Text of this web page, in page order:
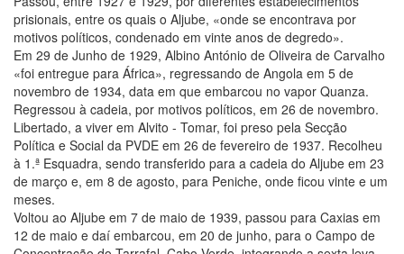
prisionais, entre os quais o Aljube, «onde se encontrava por
motivos políticos, condenado em vinte anos de degredo».
Em 29 de Junho de 1929, Albino António de Oliveira de Carvalho
«foi entregue para África», regressando de Angola em 5 de
novembro de 1934, data em que embarcou no vapor Quanza.
Regressou à cadeia, por motivos políticos, em 26 de novembro.
Libertado, a viver em Alvito - Tomar, foi preso pela Secção
Política e Social da PVDE em 26 de fevereiro de 1937. Recolheu
à 1.ª Esquadra, sendo transferido para a cadeia do Aljube em 23
de março e, em 8 de agosto, para Peniche, onde ficou vinte e um
meses.
Voltou ao Aljube em 7 de maio de 1939, passou para Caxias em
12 de maio e daí embarcou, em 20 de junho, para o Campo de